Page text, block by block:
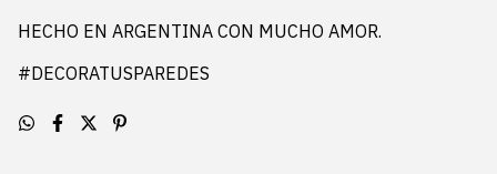
HECHO EN ARGENTINA CON MUCHO AMOR.
#DECORATUSPAREDES